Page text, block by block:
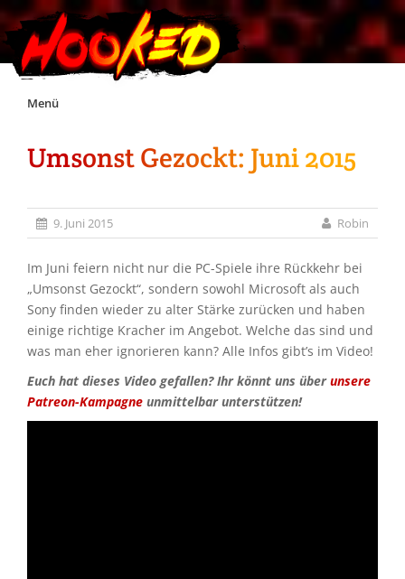
Skip
Menü
Unterstützt Hooked!
Exklusiv für Supporter*innen
Impressum
Jobs
Umsonst Gezockt: Juni 2015
9. Juni 2015 Robin
Im Juni feiern nicht nur die PC-Spiele ihre Rückkehr bei
„Umsonst Gezockt“, sondern sowohl Microsoft als auch
Sony finden wieder zu alter Stärke zurücken und haben
einige richtige Kracher im Angebot. Welche das sind und
was man eher ignorieren kann? Alle Infos gibt’s im Video!
Euch hat dieses Video gefallen? Ihr könnt uns überunsere
Patreon-Kampagne unmittelbar unterstützen!